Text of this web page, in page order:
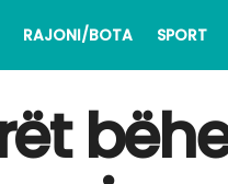
RAJONI/BOTA SPORT